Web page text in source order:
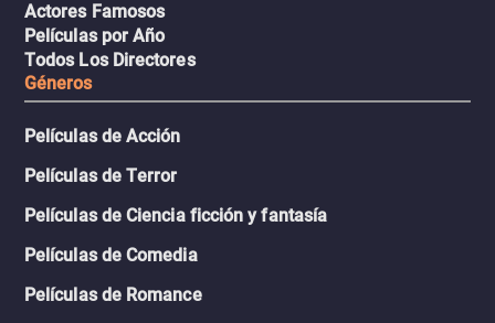
Actores Famosos
Películas por Año
Todos Los Directores
Géneros
Películas de Acción
Películas de Terror
Películas de Ciencia ficción y fantasía
Películas de Comedia
Películas de Romance